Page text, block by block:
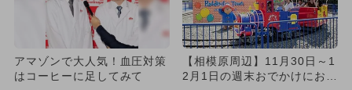
アマゾンで大人気！血圧対策
はコーヒーに足してみて
【相模原周辺】11月30日～1
2月1日の週末おでかけにおす